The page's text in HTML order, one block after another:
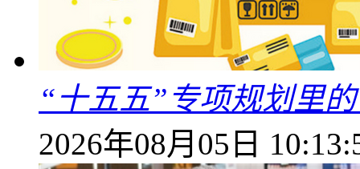
“十五五”专项规划里
2026年08月05日